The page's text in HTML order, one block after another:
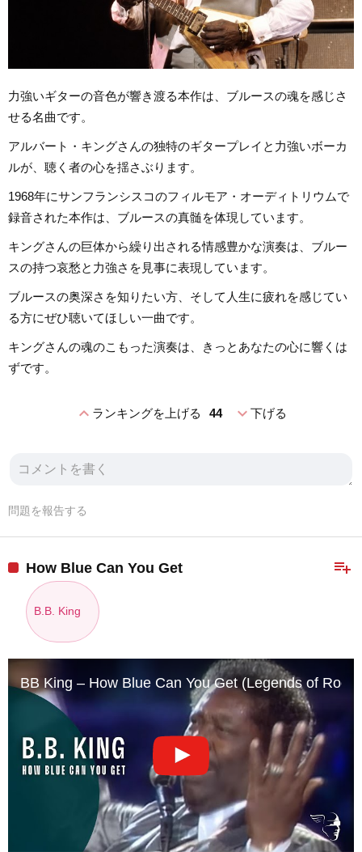
力強いギターの音色が響き渡る本作は、ブルースの魂を感じさ
せる名曲です。
アルバート・キングさんの独特のギタープレイと力強いボーカ
ルが、聴く者の心を揺さぶります。
1968年にサンフランシスコのフィルモア・オーディトリウムで
録音された本作は、ブルースの真髄を体現しています。
キングさんの巨体から繰り出される情感豊かな演奏は、ブルー
スの持つ哀愁と力強さを見事に表現しています。
ブルースの奥深さを知りたい方、そして人生に疲れを感じてい
る方にぜひ聴いてほしい一曲です。
キングさんの魂のこもった演奏は、きっとあなたの心に響くは
ずです。
expand_lessランキングを上げる 44 expand_more下げる
問題を報告する
playlist_add
How Blue Can You Get
B.B. King
BB King – How Blue Can You Get (Legends of Rock